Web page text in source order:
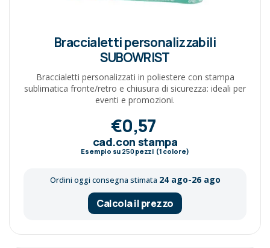
Braccialetti personalizzabili
SUBOWRIST
Braccialetti personalizzati in poliestere con stampa
sublimatica fronte/retro e chiusura di sicurezza: ideali per
eventi e promozioni.
€0,57
cad.con stampa
Esempio su 250pezzi (1 colore)
Ordini oggi consegna stimata 24 ago-26 ago
Calcola il prezzo